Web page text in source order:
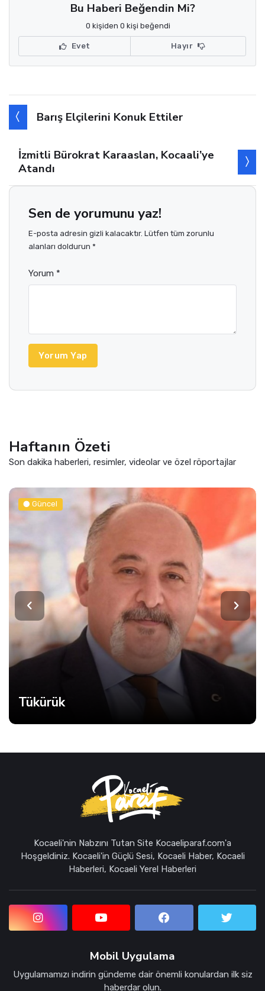
Bu Haberi Beğendin Mi?
0 kişiden 0 kişi beğendi
Evet Hayır
Barış Elçilerini Konuk Ettiler
İzmitli Bürokrat Karaaslan, Kocaali’ye
Atandı
Sen de yorumunu yaz!
E-posta adresin gizli kalacaktır. Lütfen tüm zorunlu
alanları doldurun *
Yorum *
Yorum Yap
Haftanın Özeti
Son dakika haberleri, resimler, videolar ve özel röportajlar
Güncel
Kocaeli'nin Nabzını Tutan Site Kocaeliparaf.com'a
Hoşgeldiniz. Kocaeli'in Güçlü Sesi, Kocaeli Haber, Kocaeli
Haberleri, Kocaeli Yerel Haberleri
Mobil Uygulama
Uygulamamızı indirin gündeme dair önemli konulardan ilk siz
haberdar olun.